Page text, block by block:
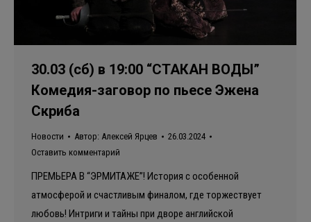
30.03 (сб) в 19:00 “СТАКАН ВОДЫ”
Комедия-заговор по пьесе Эжена
Скриба
Новости Автор: Алексей Ярцев
26.03.2024
Оставить комментарий
ПРЕМЬЕРА В “ЭРМИТАЖЕ”! История с особенной
атмосферой и счастливым финалом, где торжествует
любовь! Интриги и тайны при дворе английской